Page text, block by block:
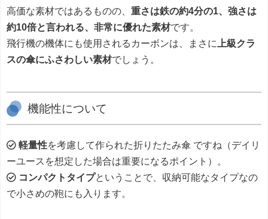
高価な素材ではあるものの、 重さは鉄の約4分の1、強さは
約10倍と言われる、非常に優れた素材です。
飛行機の機体にも使用されるカーボンは、まさに
上級クラ
スの傘にふさわしい素材でしょう。
機能性について
軽量性を考慮して作られた折りたたみ傘 ですね（デイリ
ーユースを想定した場合は重要になるポイント）。
コンパクトタイプということで、収納可能なタイプなの
で小さめの鞄にも入ります。